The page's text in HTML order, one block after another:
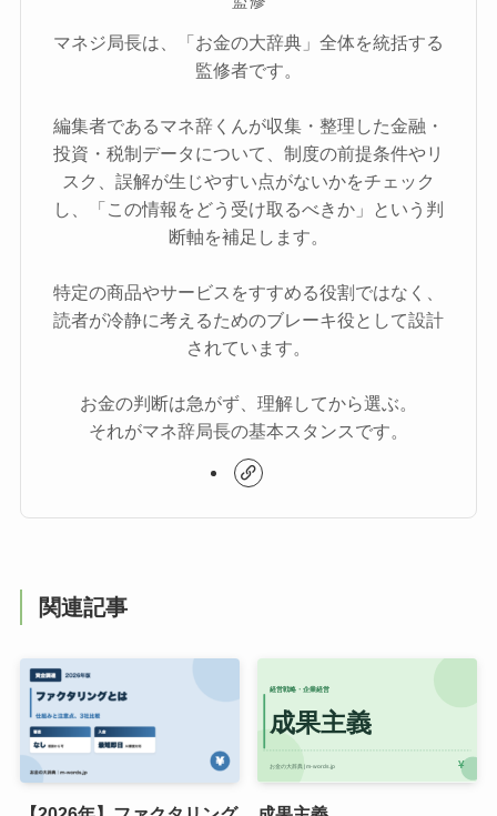
マネジ局長は、「お金の大辞典」全体を統括する
監修者です。
編集者であるマネ辞くんが収集・整理した金融・
投資・税制データについて、制度の前提条件やリ
スク、誤解が生じやすい点がないかをチェック
し、「この情報をどう受け取るべきか」という判
断軸を補足します。
特定の商品やサービスをすすめる役割ではなく、
読者が冷静に考えるためのブレーキ役として設計
されています。
お金の判断は急がず、理解してから選ぶ。
それがマネ辞局長の基本スタンスです。
関連記事